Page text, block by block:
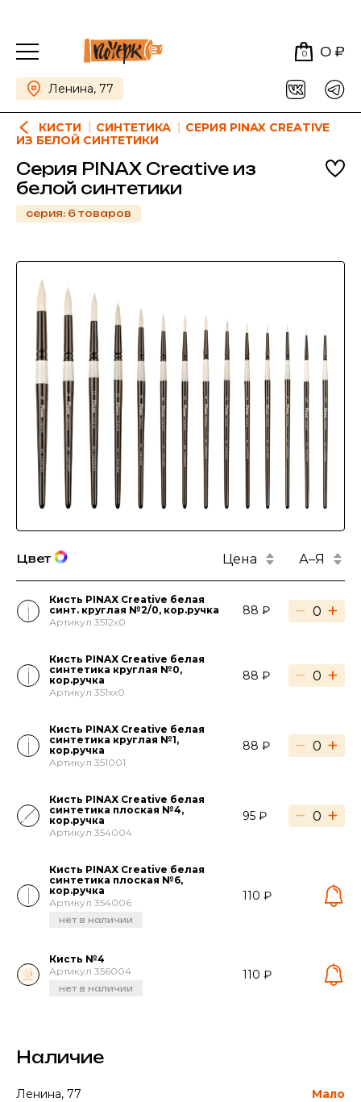
0 0 ₽
Ленина, 77
КИСТИ СИНТЕТИКА
СЕРИЯ PINAX CREATIVE
ИЗ БЕЛОЙ СИНТЕТИКИ
Серия PINAX Creative из
белой синтетики
серия: 6 товаров
Цвет Цена А–Я
Кисть PINAX Creative белая
синт. круглая №2/0, кор.ручка
Артикул 3512x0
88 ₽ − +
Кисть PINAX Creative белая
синтетика круглая №0,
кор.ручка
Артикул 351xx0
88 ₽ − +
Кисть PINAX Creative белая
синтетика круглая №1,
кор.ручка
Артикул 351001
88 ₽ − +
Кисть PINAX Creative белая
синтетика плоская №4,
кор.ручка
Артикул 354004
95 ₽ − +
Кисть PINAX Creative белая
синтетика плоская №6,
кор.ручка
Артикул 354006
нет в наличии
110 ₽
Кисть №4
Артикул 356004
нет в наличии
110 ₽
Наличие
Ленина, 77 Мало